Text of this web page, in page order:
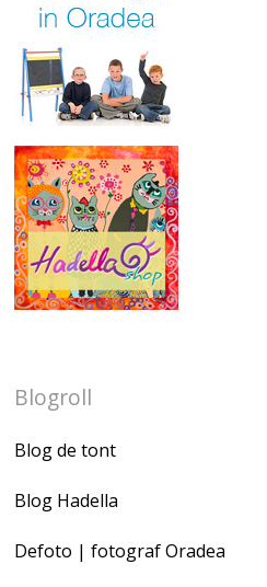
Blogroll
Blog de tont
Blog Hadella
Defoto | fotograf Oradea